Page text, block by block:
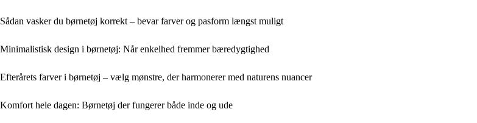
Sådan vasker du børnetøj korrekt – bevar farver og pasform længst muligt
Minimalistisk design i børnetøj: Når enkelhed fremmer bæredygtighed
Efterårets farver i børnetøj – vælg mønstre, der harmonerer med naturens nuancer
Komfort hele dagen: Børnetøj der fungerer både inde og ude